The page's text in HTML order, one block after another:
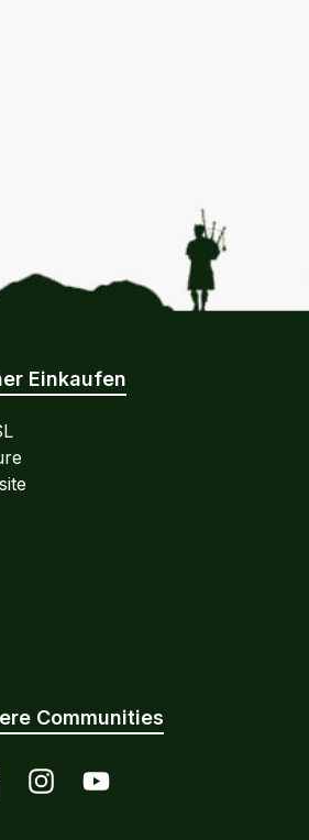
Einkaufen
Communities
InstagramYouTube